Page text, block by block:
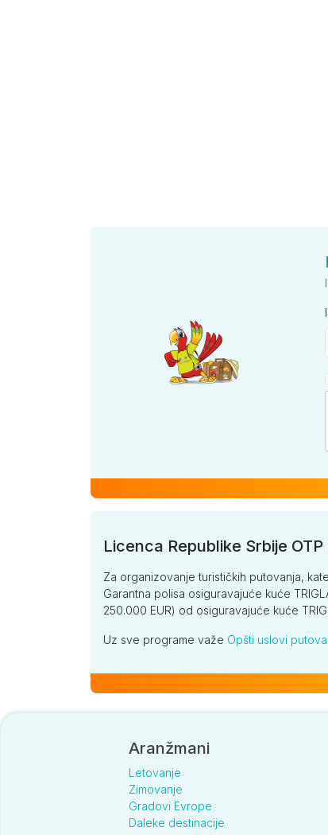
Licenca Republike Srbije OTP
Za organizovanje turističkih putovanja,
Garantna polisa osiguravajuće kuće
250.000 EUR) od osiguravajuće kuće
Uz sve programe važe Opšti uslovi
Aranžmani
Letovanje
Zimovanje
Gradovi Evrope
Daleke destinacije